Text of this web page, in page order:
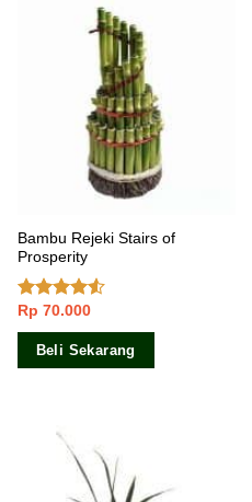
Bambu Rejeki Stairs of
Prosperity
Dinilai
4.25dari
Rp 70.000
Beli Sekarang